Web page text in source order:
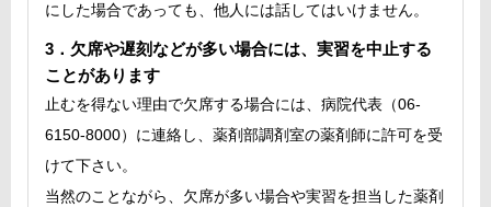
にした場合であっても、他人には話してはいけません。
3．欠席や遅刻などが多い場合には、実習を中止する
ことがあります
止むを得ない理由で欠席する場合には、病院代表（06-
6150-8000）に連絡し、薬剤部調剤室の薬剤師に許可を受
けて下さい。
当然のことながら、欠席が多い場合や実習を担当した薬剤